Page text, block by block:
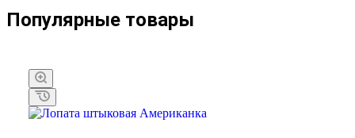
Популярные товары